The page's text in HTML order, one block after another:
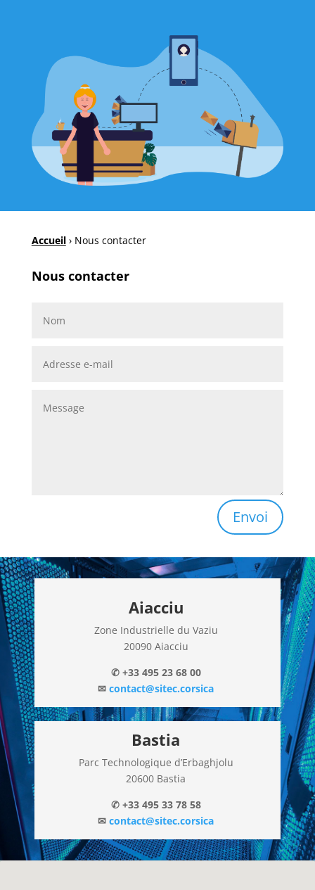
Accueil ›Nous contacter
Nous contacter
Envoi
Aiacciu
Zone Industrielle du Vaziu
20090 Aiacciu
✆ +33 495 23 68 00
✉ contact@sitec.corsica
Bastia
Parc Technologique d’Erbaghjolu
20600 Bastia
✆ +33 495 33 78 58
✉ contact@sitec.corsica